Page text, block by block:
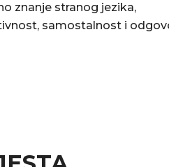
znanje stranog jezika,
samostalnost i